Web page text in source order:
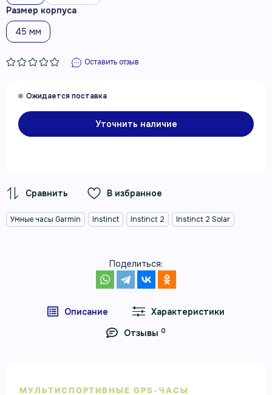
Размер корпуса
45 мм
Оставить отзыв
Уточнить наличие
В избранное
Умные часы Garmin Instinct Instinct 2 Instinct 2 Solar
Поделиться:
Описание
Характеристики
Отзывы 0
МУЛЬТИСПОРТИВНЫЕ GPS-ЧАСЫ